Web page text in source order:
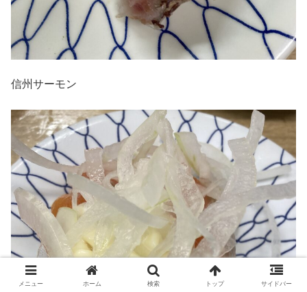
信州サーモン
メニュー ホーム 検索 トップ サイドバー